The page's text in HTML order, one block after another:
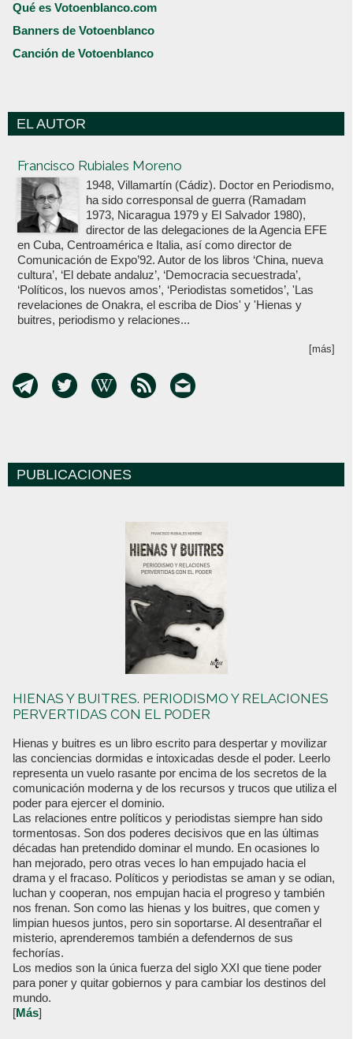
Qué es Votoenblanco.com
Banners de Votoenblanco
Canción de Votoenblanco
EL AUTOR
Francisco Rubiales Moreno
1948, Villamartín (Cádiz). Doctor en Periodismo,
ha sido corresponsal de guerra (Ramadam
1973, Nicaragua 1979 y El Salvador 1980),
director de las delegaciones de la Agencia EFE
en Cuba, Centroamérica e Italia, así como director de
Comunicación de Expo’92. Autor de los libros ‘China, nueva
cultura’, ‘El debate andaluz’, ‘Democracia secuestrada’,
‘Políticos, los nuevos amos’, ‘Periodistas sometidos’, 'Las
revelaciones de Onakra, el escriba de Dios' y 'Hienas y
buitres, periodismo y relaciones...
[más]
PUBLICACIONES
HIENAS Y BUITRES. PERIODISMO Y RELACIONES
PERVERTIDAS CON EL PODER
Hienas y buitres es un libro escrito para despertar y movilizar
las conciencias dormidas e intoxicadas desde el poder. Leerlo
representa un vuelo rasante por encima de los secretos de la
comunicación moderna y de los recursos y trucos que utiliza el
poder para ejercer el dominio.
Las relaciones entre políticos y periodistas siempre han sido
tormentosas. Son dos poderes decisivos que en las últimas
décadas han pretendido dominar el mundo. En ocasiones lo
han mejorado, pero otras veces lo han empujado hacia el
drama y el fracaso. Políticos y periodistas se aman y se odian,
luchan y cooperan, nos empujan hacia el progreso y también
nos frenan. Son como las hienas y los buitres, que comen y
limpian huesos juntos, pero sin soportarse. Al desentrañar el
misterio, aprenderemos también a defendernos de sus
fechorías.
Los medios son la única fuerza del siglo XXI que tiene poder
para poner y quitar gobiernos y para cambiar los destinos del
mundo.
[Más]